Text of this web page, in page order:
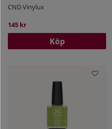
CND Vinylux
145 kr
Köp